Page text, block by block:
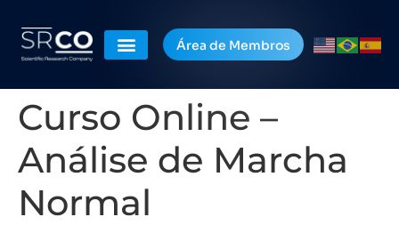
Área de Membros
Curso Online –
Análise de Marcha
Normal